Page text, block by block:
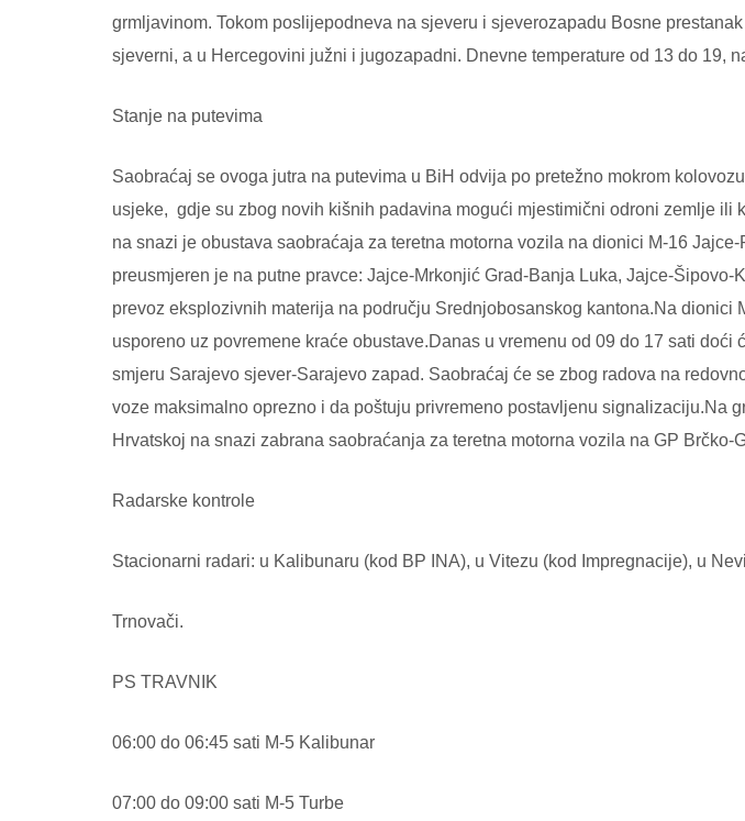
grmljavinom. Tokom poslijepodneva na sjeveru i sjeverozapadu Bosne
sjeverni, a u Hercegovini južni i jugozapadni. Dnevne temperature od 13 do 19,
Stanje na putevima
Saobraćaj se ovoga jutra na putevima u BiH odvija po pretežno mokrom
usjeke, gdje su zbog novih kišnih padavina mogući mjestimični odroni zemlje ili
na snazi je obustava saobraćaja za teretna motorna vozila na dionici M-16
preusmjeren je na putne pravce: Jajce-Mrkonjić Grad-Banja Luka, Jajce-
prevoz eksplozivnih materija na području Srednjobosanskog kantona.Na
usporeno uz povremene kraće obustave.Danas u vremenu od 09 do 17 sati
smjeru Sarajevo sjever-Sarajevo zapad. Saobraćaj će se zbog radova na
voze maksimalno oprezno i da poštuju privremeno postavljenu signalizaciju.Na
Hrvatskoj na snazi zabrana saobraćanja za teretna motorna vozila na GP Brčko-
Radarske kontrole
Stacionarni radari: u Kalibunaru (kod BP INA), u Vitezu (kod Impregnacije), u
Trnovači.
PS TRAVNIK
06:00 do 06:45 sati M-5 Kalibunar
07:00 do 09:00 sati M-5 Turbe